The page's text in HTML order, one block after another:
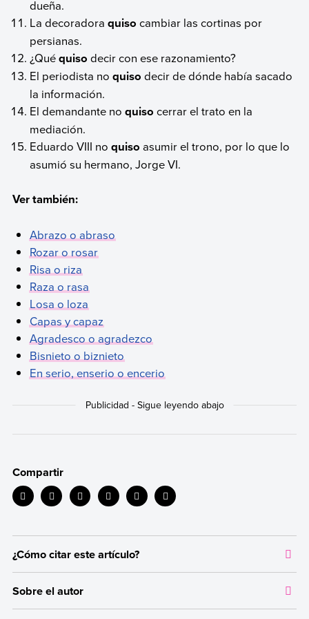
dueña.
La decoradoraquiso cambiar las cortinas por
persianas.
¿Quéquiso decir con ese razonamiento?
El periodista noquiso decir de dónde había sacado
la información.
El demandante noquiso cerrar el trato en la
mediación.
Eduardo VIII noquiso asumir el trono, por lo que lo
asumió su hermano, Jorge VI.
Ver también:
Abrazo o abraso
Rozar o rosar
Risa o riza
Raza o rasa
Losa o loza
Capas y capaz
Agradesco o agradezco
Bisnieto o biznieto
En serio, enserio o encerio
Compartir
¿Cómo citar este artículo?
dar crédito a los autores correspondientes y evitar incurrir en
plagio. Además, permite a los lectores acceder a las fuentes
Sobre el autor